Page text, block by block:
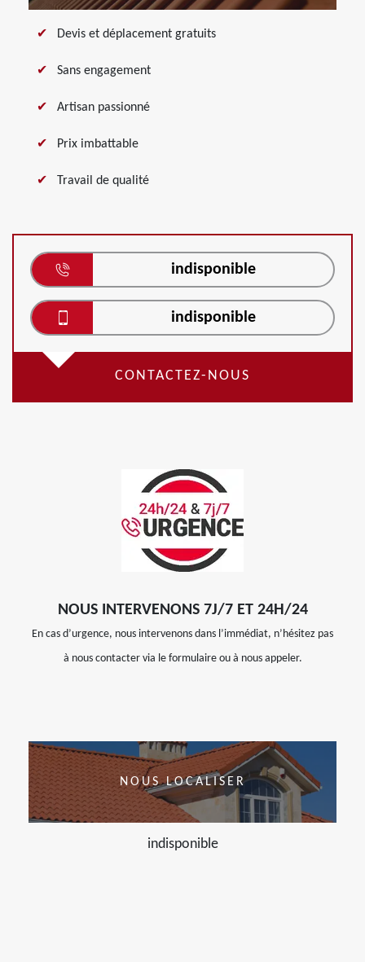
Devis et déplacement gratuits
Sans engagement
Artisan passionné
Prix imbattable
Travail de qualité
indisponible
indisponible
CONTACTEZ-NOUS
NOUS INTERVENONS 7J/7 ET 24H/24
En cas d’urgence, nous intervenons dans l’immédiat, n’hésitez pas
à nous contacter via le formulaire ou à nous appeler.
NOUS LOCALISER
indisponible